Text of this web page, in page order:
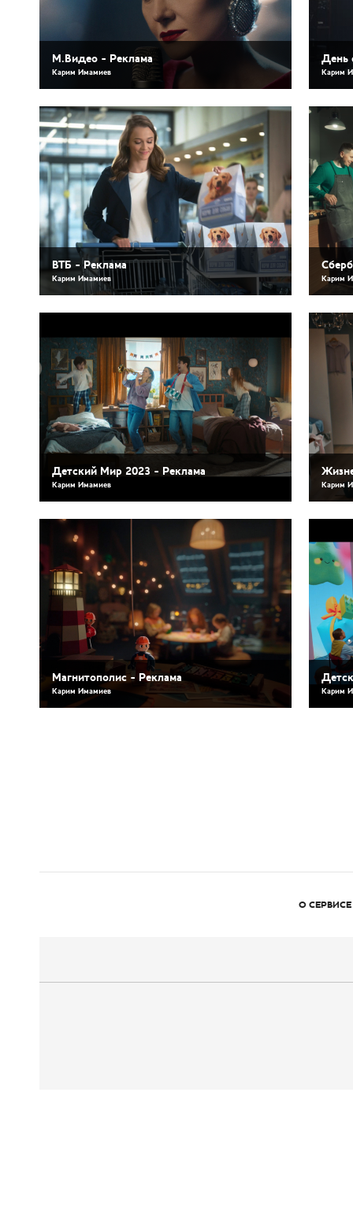
М.Видео - Реклама
Карим Имамиев
День
Карим
ВТБ - Реклама
Карим Имамиев Карим
Детский Мир 2023 - Реклама
Карим Имамиев Карим
Магнитополис - Реклама
Карим Имамиев Карим
О СЕРВИСЕ